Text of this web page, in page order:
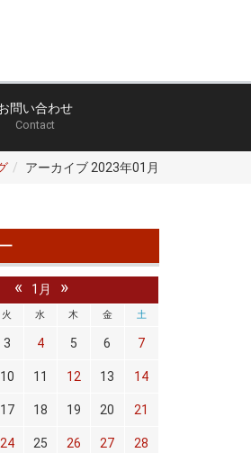
問い合わせ
Contact
アーカイブ 2023年01月
« 1月 »
火 水 木 金 土
3 4 5 6 7
10 11 12 13 14
17 18 19 20 21
24 25 26 27 28